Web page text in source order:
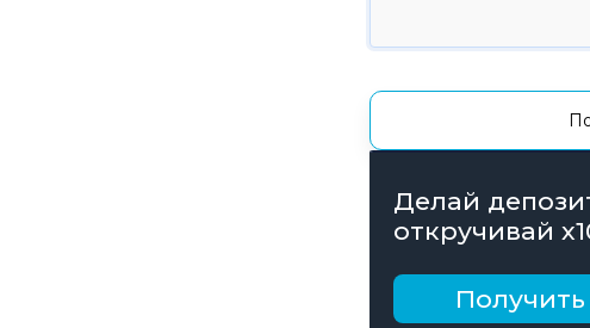
Делай
откручивай
рублей